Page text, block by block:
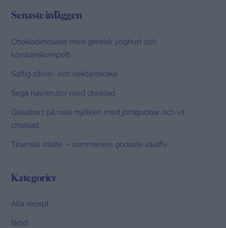
Senaste inläggen
Chokladmousse med grekisk yoghurt och
körsbärskompott
Saftig citron- och nektarinkaka
Sega havrerutor med choklad
Glassbars på rosa mjölken med jordgubbar och vit
choklad
Tiramisù islatte – sommarens godaste iskaffe
Kategorier
Alla recept
Bröd